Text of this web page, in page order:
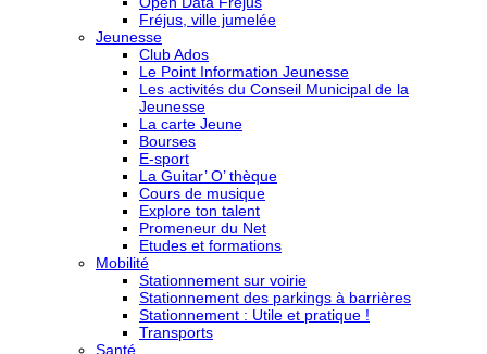
Fréjus, ville jumelée
Jeunesse
Club Ados
Le Point Information Jeunesse
Les activités du Conseil Municipal de la
Jeunesse
La carte Jeune
Bourses
E-sport
La Guitar’ O’ thèque
Cours de musique
Explore ton talent
Promeneur du Net
Etudes et formations
Mobilité
Stationnement sur voirie
Stationnement des parkings à barrières
Stationnement : Utile et pratique !
Transports
Santé